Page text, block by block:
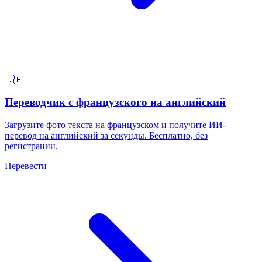
🇬🇧
Переводчик с французского на английский
Загрузите фото текста на французском и получите ИИ-
перевод на английский за секунды. Бесплатно, без
регистрации.
Перевести